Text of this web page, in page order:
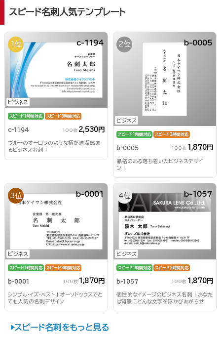
スピード名刺人気テンプレート
ビジネス
1位 c-1194
スピード1時間対応 スピード3時間対応
c-1194 100枚 2,530円
ブルーのオーロラのような柄が清潔感あ
るビジネス名刺！
ビジネス
2位 b-0005
スピード1時間対応 スピード3時間対応
b-0005 100枚 1,870円
品格のある落ち着いたビジネスデザイ
ン！
ビジネス
3位 b-0001
スピード1時間対応 スピード3時間対応
b-0001 100枚 1,870円
シンプル・イズ・ベスト！オーソドックスでと
ても人気の名刺デザイン
ビジネス
4位 b-1057
スピード1時間対応 スピード3時間対応
b-1057 100枚 1,870円
個性的なイメージのビジネス名刺！あなた
は背景にどんな文字を浮かびあがらせ
スピード名刺をもっと見る